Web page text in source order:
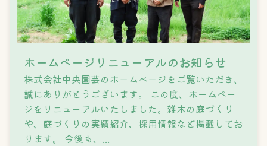
ホームページリニューアルのお知らせ
株式会社中央園芸のホームページをご覧いただき、
誠にありがとうございます。 この度、ホームペー
ジをリニューアルいたしました。雑木の庭づくり
や、庭づくりの実績紹介、採用情報など掲載してお
ります。 今後も、...